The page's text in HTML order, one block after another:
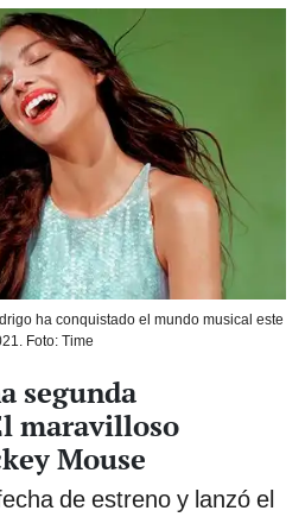
ha conquistado el mundo musical este
Foto: Time
segunda
maravilloso
Mouse
de estreno y lanzó el